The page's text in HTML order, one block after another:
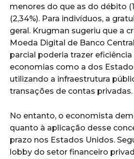
menores do que as do débito
(2,34%). Para indivíduos, a
geral. Krugman sugeriu que a
Moeda Digital de Banco
parcial poderia trazer
economias como a dos
utilizando a infraestrutura
transações de contas privadas.
No entanto, o economista
quanto à aplicação desse
prazo nos Estados Unidos.
lobby do setor financeiro